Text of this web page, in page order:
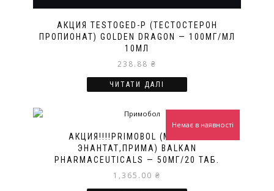
АКЦИЯ TESTOGED-P (ТЕСТОСТЕРОН
ПРОПИОНАТ) GOLDEN DRAGON — 100МГ/МЛ
10МЛ
238.88 ₴
ЧИТАТИ ДАЛІ
АКЦИЯ!!!!PRIMOBOL (МЕТЕНОЛ
ЭНАНТАТ,ПРИМА) BALKAN
PHARMACEUTICALS — 50МГ/20 ТАБ.
1,365.00 ₴
Немає в наявності